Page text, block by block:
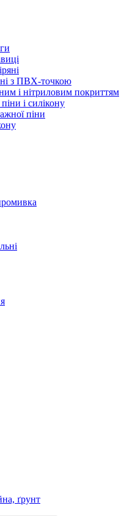
з ПВХ-точкою
і нітриловим покриттям
і силікону
піни
ґрунт